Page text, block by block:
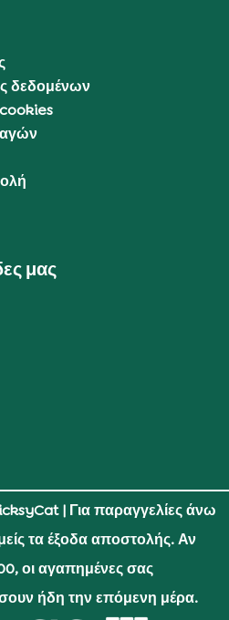
δεδομένων
μας
| Για παραγγελίες άνω
τα έξοδα αποστολής. Αν
οι αγαπημένες σας
ήδη την επόμενη μέρα.